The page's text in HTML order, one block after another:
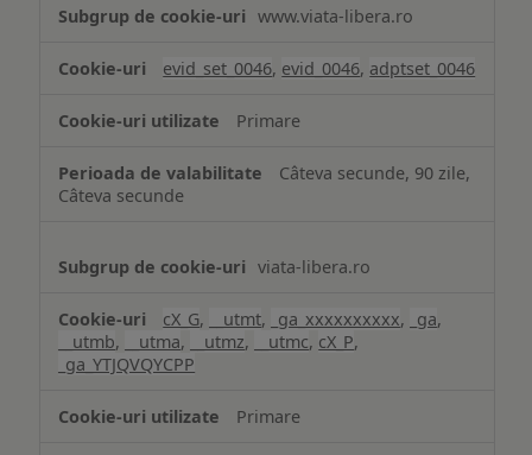
www.viata-libera.ro
evid_set_0046, evid_0046, adptset_0046
Primare
Câteva secunde, 90 zile,
Câteva secunde
viata-libera.ro
cX_G, __utmt, _ga_xxxxxxxxxx, _ga,
__utmb, __utma, __utmz, __utmc, cX_P,
_ga_YTJQVQYCPP
Primare